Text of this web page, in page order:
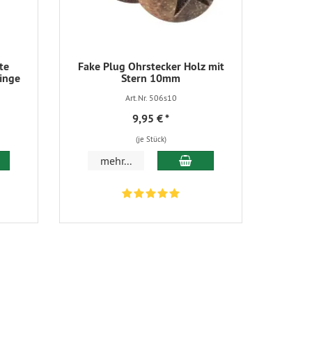
Warenkorb
Fake Plug Ohrstecker Holz mit
Stern 10mm
Art.Nr. 506s10
9,95 €*
(je Stück)
mehr... In den Warenkorb